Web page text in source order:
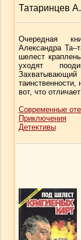
Татаринцев А.
Очередная
Александра
шелест
уходят
таинственности,
вот, что
Современные
Приключения
Детективы